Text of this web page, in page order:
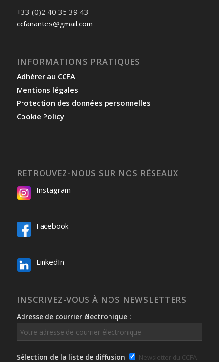
+33 (0)2 40 35 39 43
ccfanantes@gmail.com
INFORMATIONS PRATIQUES
Adhérer au CCFA
Mentions légales
Protection des données personnelles
Cookie Policy
RETROUVEZ-NOUS SUR NOS RÉSEAUX
Instagram
Facebook
LinkedIn
INSCRIVEZ-VOUS À NOS NEWSLETTERS
Adresse de courrier électronique :
Sélection de la liste de diffusion Newsletter du CCFA